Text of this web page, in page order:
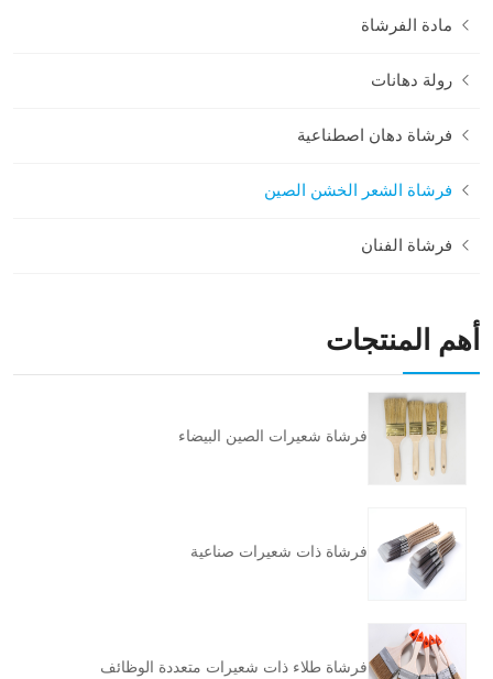
مادة الفرشاة
رولة دهانات
فرشاة دهان اصطناعية
فرشاة الشعر الخشن الصين
فرشاة الفنان
أهم المنتجات
فرشاة شعيرات الصين البيضاء
فرشاة ذات شعيرات صناعية
فرشاة طلاء ذات شعيرات متعددة الوظائف